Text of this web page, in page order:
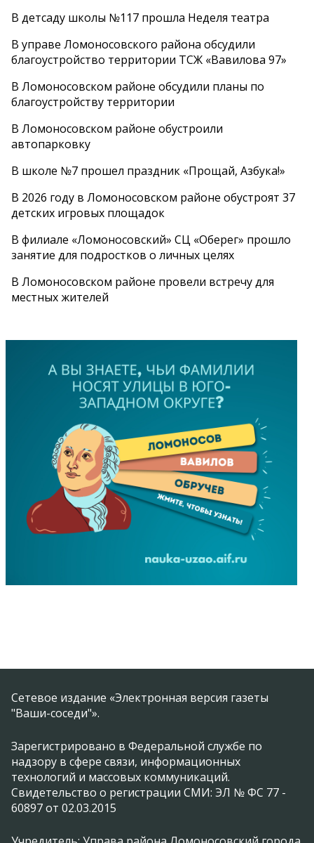
В детсаду школы №117 прошла Неделя театра
В управе Ломоносовского района обсудили
благоустройство территории ТСЖ «Вавилова 97»
В Ломоносовском районе обсудили планы по
благоустройству территории
В Ломоносовском районе обустроили
автопарковку
В школе №7 прошел праздник «Прощай, Азбука!»
В 2026 году в Ломоносовском районе обустроят 37
детских игровых площадок
В филиале «Ломоносовский» СЦ «Оберег» прошло
занятие для подростков о личных целях
В Ломоносовском районе провели встречу для
местных жителей
Сетевое издание «Электронная версия газеты
"Ваши-соседи"».
Зарегистрировано в Федеральной службе по
надзору в сфере связи, информационных
технологий и массовых коммуникаций.
Свидетельство о регистрации СМИ: ЭЛ № ФС 77 -
60897 от 02.03.2015